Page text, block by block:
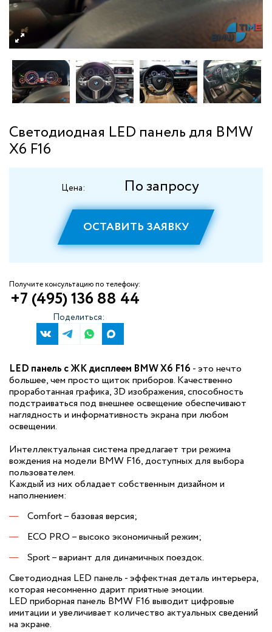
Светодиодная LED панель для BMW
X6 F16
Цена: По запросу
ОСТАВИТЬ ЗАЯВКУ
Получите консультацию по телефону:
+7 (495) 136 88 44
Поделиться:
LED панель с ЖК дисплеем BMW X6 F16 - это нечто
большее, чем просто щиток приборов. Качественно
проработанная графика, 3D изображения, способность
подстраиваться под внешнее освещение обеспечивают
наглядность и информативность экрана при любом
освещении.
Интеллектуальная система предлагает три режима
вождения на модели BMW F16, доступных для выбора
пользователем.
Каждый из них обладает собственным дизайном и
наполнением:
Comfort – базовая версия;
ECO PRO – высоко экономичный режим;
Sport – вариант для динамичных поездок.
Светодиодная LED панель - эффектная деталь интерьера,
которая несомненно дарит приятные эмоции.
LED приборная панель BMW F16 выводит цифровые
имитации и увеличивает количество актуальных сведений
на экране.